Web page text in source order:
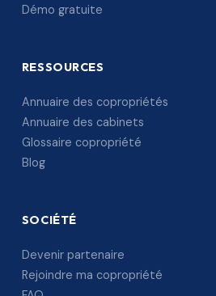
Démo gratuite
RESSOURCES
Annuaire des copropriétés
Annuaire des cabinets
Glossaire copropriété
Blog
SOCIÉTÉ
Devenir partenaire
Rejoindre ma copropriété